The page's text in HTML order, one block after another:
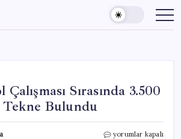
Çalışması Sırasında 3.500
Bulundu
Dover’da
yorumlar kapalı